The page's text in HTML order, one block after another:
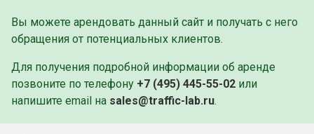
Вы можете арендовать данный сайт и получать с него
обращения от потенциальных клиентов.
Для получения подробной информации об аренде
позвоните по телефону +7 (495) 445-55-02 или
напишите email на sales@traffic-lab.ru.